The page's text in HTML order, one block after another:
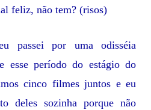
feliz, não tem? (risos)
passei por uma odisséia
esse período do estágio do
cinco filmes juntos e eu
deles sozinha porque não